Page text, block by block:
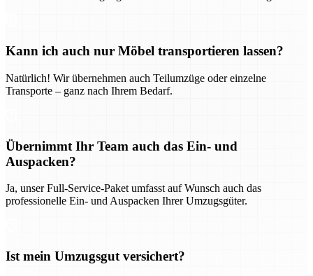
Kann ich auch nur Möbel transportieren lassen?
Natürlich! Wir übernehmen auch Teilumzüge oder einzelne
Transporte – ganz nach Ihrem Bedarf.
Übernimmt Ihr Team auch das Ein- und
Auspacken?
Ja, unser Full-Service-Paket umfasst auf Wunsch auch das
professionelle Ein- und Auspacken Ihrer Umzugsgüter.
Ist mein Umzugsgut versichert?